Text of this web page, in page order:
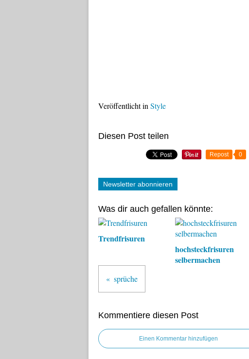
Veröffentlicht in Style
Diesen Post teilen
Repost 0
Newsletter abonnieren
Was dir auch gefallen könnte:
Trendfrisuren
hochsteckfrisuren
selbermachen
sprüche
Kommentiere diesen Post
Einen Kommentar hinzufügen